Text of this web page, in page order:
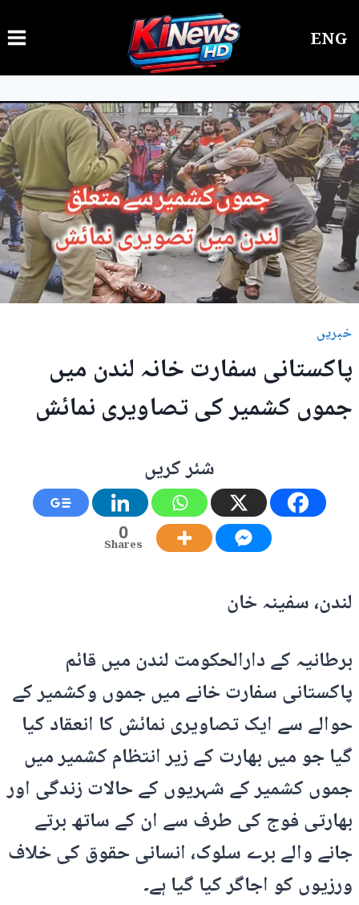
to
content
ENG
خبریں
پاکستانی سفارت خانہ لندن میں
جموں کشمیر کی تصاویری نمائش
شئر کریں
0
Shares
لندن، سفینہ خان
برطانیہ کے دارالحکومت لندن میں قائم
پاکستانی سفارت خانے میں جموں وکشمیر کے
حوالے سے ایک تصاویری نمائش کا انعقاد کیا
گیا جو میں بھارت کے زیر انتظام کشمیر میں
جموں کشمیر کے شہریوں کے حالات زندگی اور
بھارتی فوج کی طرف سے ان کے ساتھ برتے
جانے والے برے سلوک، انسانی حقوق کی خلاف
ورزیوں کو اجاگر کیا گیا ہے۔